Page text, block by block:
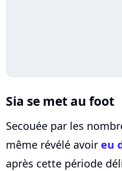
Sia se met au foot
Secouée par les
même révélé avoir eu
après cette période